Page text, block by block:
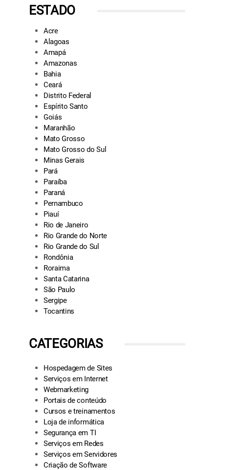
ESTADO
Acre
Alagoas
Amapá
Amazonas
Bahia
Ceará
Distrito Federal
Espírito Santo
Goiás
Maranhão
Mato Grosso
Mato Grosso do Sul
Minas Gerais
Pará
Paraíba
Paraná
Pernambuco
Piauí
Rio de Janeiro
Rio Grande do Norte
Rio Grande do Sul
Rondônia
Roraima
Santa Catarina
São Paulo
Sergipe
Tocantins
CATEGORIAS
Hospedagem de Sites
Serviços em Internet
Webmarketing
Portais de conteúdo
Cursos e treinamentos
Loja de informática
Segurança em TI
Serviços em Redes
Serviços em Servidores
Criação de Software